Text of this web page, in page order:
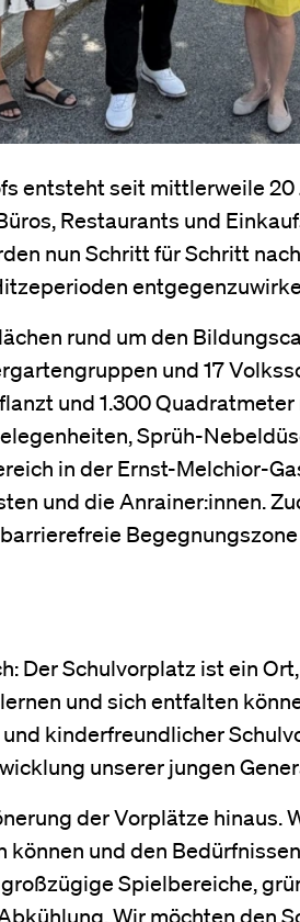
entsteht seit mittlerweile 20
Restaurants und
nun Schritt für Schritt
rund um den
und 17
und 1.300 Quadratmeter
Sprüh-
in der Ernst-Melchior-
und die Anrainer:innen.
Der Schulvorplatz ist ein
und sich entfalten
kinderfreundlicher
unserer jungen
der Vorplätze hinaus.
und den
Spielbereiche,
Wir möchten den